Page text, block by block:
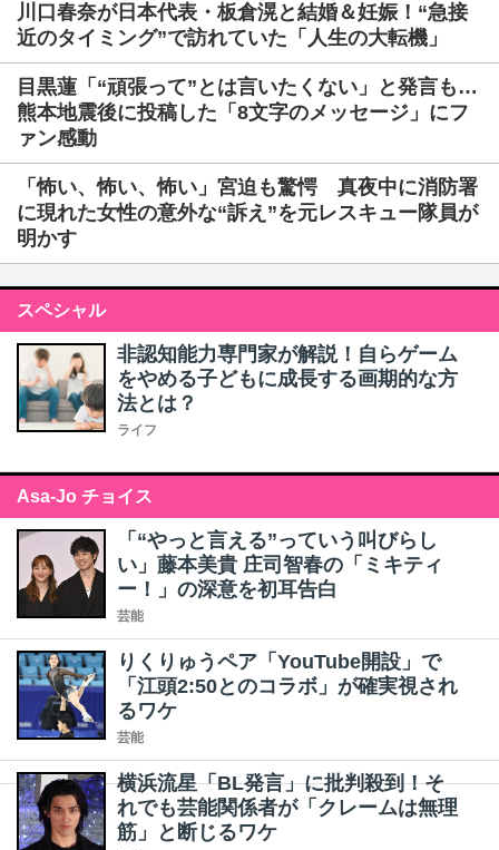
川口春奈が日本代表・板倉滉と結婚＆妊娠！“急接
近のタイミング”で訪れていた「人生の大転機」
目黒蓮「“頑張って”とは言いたくない」と発言も…
熊本地震後に投稿した「8文字のメッセージ」にフ
ァン感動
「怖い、怖い、怖い」宮迫も驚愕 真夜中に消防署
に現れた女性の意外な“訴え”を元レスキュー隊員が
明かす
スペシャル
非認知能力専門家が解説！自らゲーム
をやめる子どもに成長する画期的な方
法とは？
ライフ
Asa-Jo チョイス
「“やっと言える”っていう叫びらし
い」藤本美貴 庄司智春の「ミキティ
ー！」の深意を初耳告白
芸能
りくりゅうペア「YouTube開設」で
「江頭2:50とのコラボ」が確実視され
るワケ
芸能
横浜流星「BL発言」に批判殺到！そ
れでも芸能関係者が「クレームは無理
筋」と断じるワケ